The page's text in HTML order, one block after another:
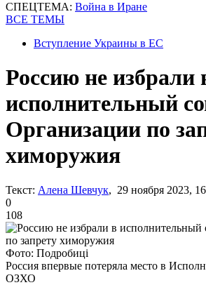
СПЕЦТЕМА: Война в Иране
ВСЕ ТЕМЫ
Вступление Украины в ЕС
Россию не избрали
исполнительный
Организации по
химоружия
Текст: Алена Шевчук, 29 ноября 2023,
0
108
Фото: Подробиці
Россия впервые потеряла место в
ОЗХО